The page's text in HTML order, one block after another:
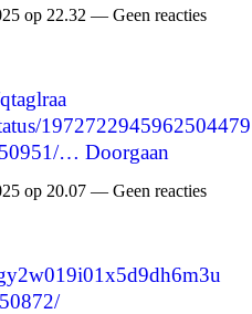
op 22.32 — Geen reacties
1972722945962504479
… Doorgaan
op 20.07 — Geen reacties